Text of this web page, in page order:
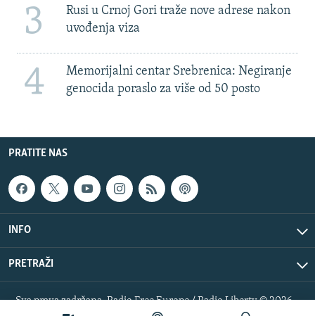
3
Rusi u Crnoj Gori traže nove adrese nakon
uvođenja viza
4
Memorijalni centar Srebrenica: Negiranje
genocida poraslo za više od 50 posto
PRATITE NAS
INFO
PRETRAŽI
Sva prava zadržana. Radio Free Europe / Radio Liberty © 2026